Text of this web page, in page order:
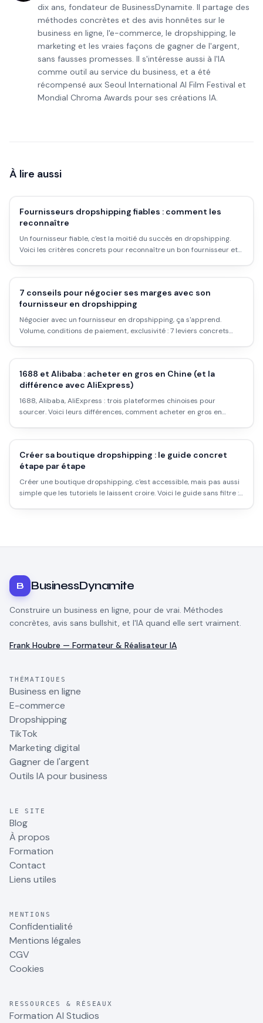
dix ans, fondateur de BusinessDynamite. Il partage des
méthodes concrètes et des avis honnêtes sur le
business en ligne, l'e-commerce, le dropshipping, le
marketing et les vraies façons de gagner de l'argent,
sans fausses promesses. Il s'intéresse aussi à l'IA
comme outil au service du business, et a été
récompensé aux Seoul International AI Film Festival et
Mondial Chroma Awards pour ses créations IA.
À lire aussi
Fournisseurs dropshipping fiables : comment les
reconnaître
Un fournisseur fiable, c'est la moitié du succès en dropshipping.
Voici les critères concrets pour reconnaître un bon fournisseur et
7 conseils pour négocier ses marges avec son
fournisseur en dropshipping
Négocier avec un fournisseur en dropshipping, ça s'apprend.
Volume, conditions de paiement, exclusivité : 7 leviers concrets
1688 et Alibaba : acheter en gros en Chine (et la
différence avec AliExpress)
1688, Alibaba, AliExpress : trois plateformes chinoises pour
sourcer. Voici leurs différences, comment acheter en gros en
Créer sa boutique dropshipping : le guide concret
étape par étape
Créer une boutique dropshipping, c'est accessible, mais pas aussi
simple que les tutoriels le laissent croire. Voici le guide sans filtre :
B BusinessDynamite
Construire un business en ligne, pour de vrai. Méthodes
concrètes, avis sans bullshit, et l'IA quand elle sert vraiment.
Frank Houbre — Formateur & Réalisateur IA
THÉMATIQUES
Business en ligne
E-commerce
Dropshipping
TikTok
Marketing digital
Gagner de l'argent
Outils IA pour business
LE SITE
Blog
À propos
Formation
Contact
Liens utiles
MENTIONS
Confidentialité
Mentions légales
CGV
Cookies
RESSOURCES & RÉSEAUX
Formation AI Studios